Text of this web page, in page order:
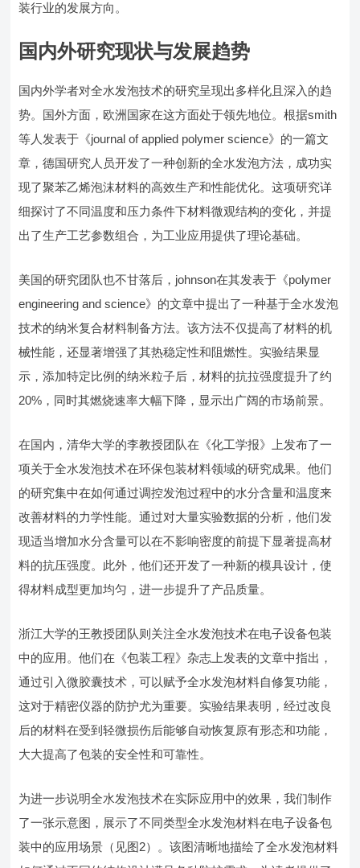
装行业的发展方向。
国内外研究现状与发展趋势
国内外学者对全水发泡技术的研究呈现出多样化且深入的趋
势。国外方面，欧洲国家在这方面处于领先地位。根据smith
等人发表于《journal of applied polymer science》的一篇文
章，德国研究人员开发了一种创新的全水发泡方法，成功实
现了聚苯乙烯泡沫材料的高效生产和性能优化。这项研究详
细探讨了不同温度和压力条件下材料微观结构的变化，并提
出了生产工艺参数组合，为工业应用提供了理论基础。
美国的研究团队也不甘落后，johnson在其发表于《polymer
engineering and science》的文章中提出了一种基于全水发泡
技术的纳米复合材料制备方法。该方法不仅提高了材料的机
械性能，还显著增强了其热稳定性和阻燃性。实验结果显
示，添加特定比例的纳米粒子后，材料的抗拉强度提升了约
20%，同时其燃烧速率大幅下降，显示出广阔的市场前景。
在国内，清华大学的李教授团队在《化工学报》上发布了一
项关于全水发泡技术在环保包装材料领域的研究成果。他们
的研究集中在如何通过调控发泡过程中的水分含量和温度来
改善材料的力学性能。通过对大量实验数据的分析，他们发
现适当增加水分含量可以在不影响密度的前提下显著提高材
料的抗压强度。此外，他们还开发了一种新的模具设计，使
得材料成型更加均匀，进一步提升了产品质量。
浙江大学的王教授团队则关注全水发泡技术在电子设备包装
中的应用。他们在《包装工程》杂志上发表的文章中指出，
通过引入微胶囊技术，可以赋予全水发泡材料自修复功能，
这对于精密仪器的防护尤为重要。实验结果表明，经过改良
后的材料在受到轻微损伤后能够自动恢复原有形态和功能，
大大提高了包装的安全性和可靠性。
为进一步说明全水发泡技术在实际应用中的效果，我们制作
了一张示意图，展示了不同类型全水发泡材料在电子设备包
装中的应用场景（见图2）。该图清晰地描绘了全水发泡材料